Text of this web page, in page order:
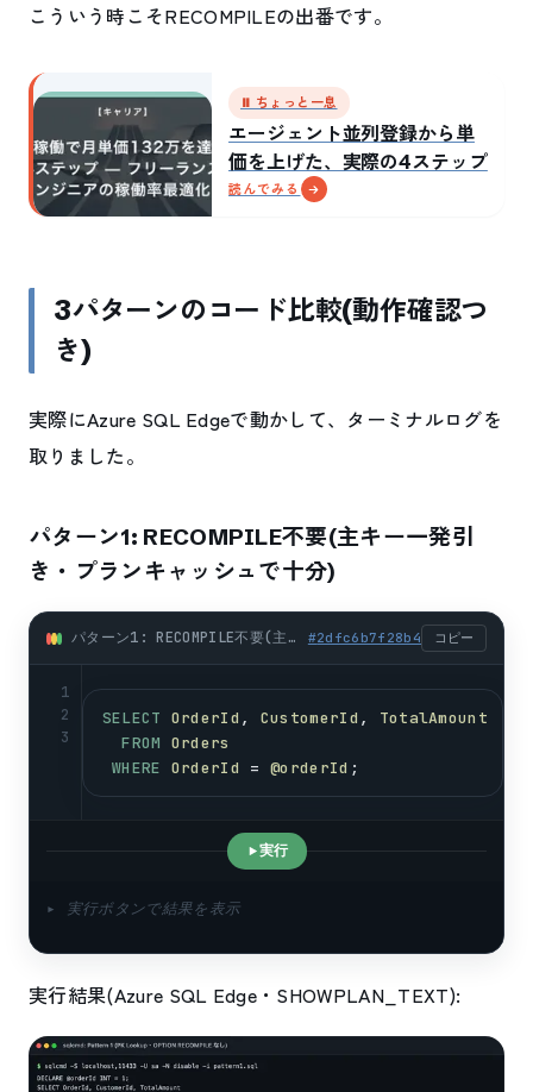
こういう時こそRECOMPILEの出番です。
⏸ ちょっと一息
エージェント並列登録から単
価を上げた、実際の4ステップ
読んでみる
3パターンのコード比較(動作確認つ
き)
実際にAzure SQL Edgeで動かして、ターミナルログを
取りました。
パターン1: RECOMPILE不要(主キー一発引
き・プランキャッシュで十分)
パターン1: RECOMPILE不要(主キー一発引き・プランキャッシュで十分) (sql) #2dfc6b7f28b4 コピー
1
2
3
SELECT OrderId , CustomerId , TotalAmount
FROM Orders
WHERE OrderId = @orderId ;
実行
▸ 実行ボタンで結果を表示
実行結果(Azure SQL Edge・SHOWPLAN_TEXT):